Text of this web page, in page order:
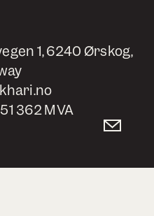
1, 6240 Ørskog,
362 MVA